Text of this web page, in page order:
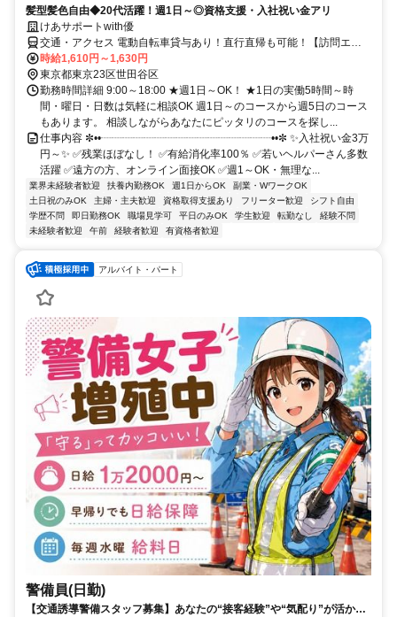
髪型髪色自由◆20代活躍！週1日～◎資格支援・入社祝い金アリ
けあサポートwith優
交通・アクセス 電動自転車貸与あり！直行直帰も可能！【訪問エリ
ア】世田谷区、杉並区、調布市、 狛江市、川崎市登戸周辺地域にな
ります。【本社（株式会社Ｗｉｔｈｙｏｕ）】豪徳寺駅、梅ヶ丘駅か
ら徒歩5分
時給1,610円～1,630円
東京都東京23区世田谷区
勤務時間詳細 9:00～18:00 ★週1日～OK！ ★1日の実働5時間～時
間・曜日・日数は気軽に相談OK 週1日～のコースから週5日のコース
もあります。 相談しながらあなたにピッタリのコースを探し...
仕事内容 ✼••┈┈┈┈┈┈┈┈┈┈┈┈┈┈┈┈••✼ ✨入社祝い金3万
円～✨ ✅残業ほぼなし！ ✅有給消化率100％ ✅若いヘルパーさん多数
活躍 ✅遠方の方、オンライン面接OK ✅週1～OK・無理な...
業界未経験者歓迎 扶養内勤務OK 週1日からOK
副業・WワークOK
土日祝のみOK
主婦・主夫歓迎 資格取得支援あり フリーター歓迎
シフト自由
学歴不問
即日勤務OK 職場見学可 平日のみOK 学生歓迎 転勤なし
経験不問
未経験者歓迎
午前 経験者歓迎 有資格者歓迎
アルバイト・パート
警備員(日勤)
【交通誘導警備スタッフ募集】あなたの“接客経験”や“気配り”が活かせ